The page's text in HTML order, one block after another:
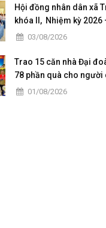
THẤP
Hội đồng nhân dân xã
khóa II, Nhiệm kỳ 2026
chức kỳ họp thứ 4 giữa
03/08/2026
Trao 15 căn nhà Đại
78 phần quà cho người
có hoàn cảnh đặc biệt
01/08/2026